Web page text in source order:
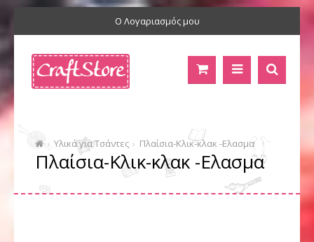
Ο Λογαριασμός μου
Υλικά για Τσάντες Πλαίσια-Κλικ-κλακ -Ελασμα
Πλαίσια-Κλικ-κλακ -Ελασμα